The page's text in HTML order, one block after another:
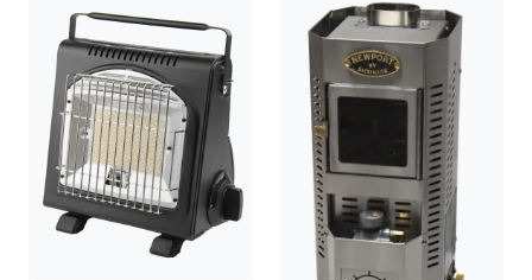
Fortøyning
Fritid/Sikkerhet
Båtpleie/Opplag
Seil